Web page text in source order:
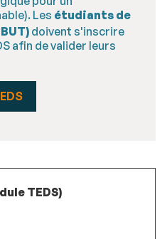
Les étudiants de
doivent s'inscrire
afin de valider leurs
TEDS)